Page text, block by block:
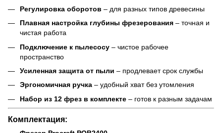
Регулировка оборотов – для разных типов древесины
Плавная настройка глубины фрезерования – точная и
чистая работа
Подключение к пылесосу – чистое рабочее
пространство
Усиленная защита от пыли – продлевает срок службы
Эргономичная ручка – удобный хват без утомления
Набор из 12 фрез в комплекте – готов к разным задачам
Комплектация: